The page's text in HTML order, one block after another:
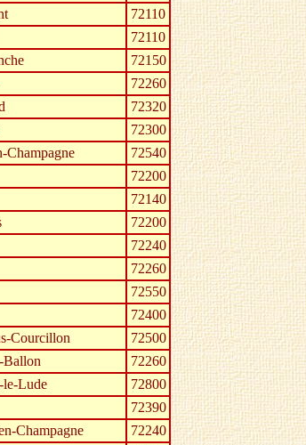
72110
72110
72150
72260
72320
72300
Champagne
72540
72200
72140
72200
72240
72260
72550
72400
Courcillon
72500
Ballon
72260
le-Lude
72800
72390
Champagne
72240